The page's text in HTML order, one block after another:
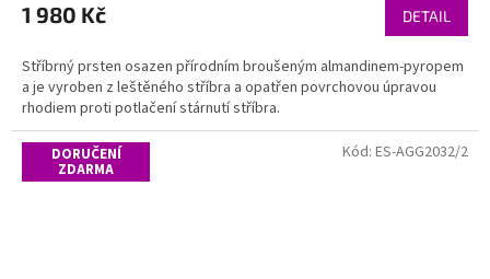
1 980 Kč DETAIL
Stříbrný prsten osazen přírodním broušeným almandinem-pyropem
a je vyroben z leštěného stříbra a opatřen povrchovou úpravou
rhodiem proti potlačení stárnutí stříbra.
DORUČENÍ
ZDARMA
Kód: ES-AGG2032/2